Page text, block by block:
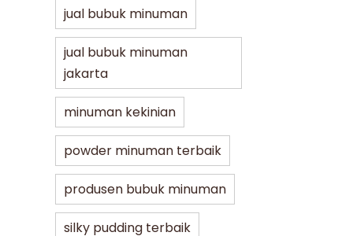
jual bubuk minuman
jual bubuk minuman
jakarta
minuman kekinian
powder minuman terbaik
produsen bubuk minuman
silky pudding terbaik